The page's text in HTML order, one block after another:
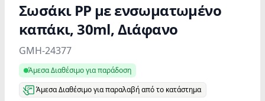
Σωσάκι PP με ενσωματωμένο
καπάκι, 30ml, Διάφανο
Product information
GMH-24377
Άμεσα Διαθέσιμο για παράδοση
Άμεσα Διαθέσιμο για παραλαβή από το κατάστημα